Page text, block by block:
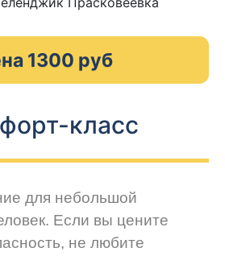
1300 руб
класс
для небольшой
Если вы цените
не любите